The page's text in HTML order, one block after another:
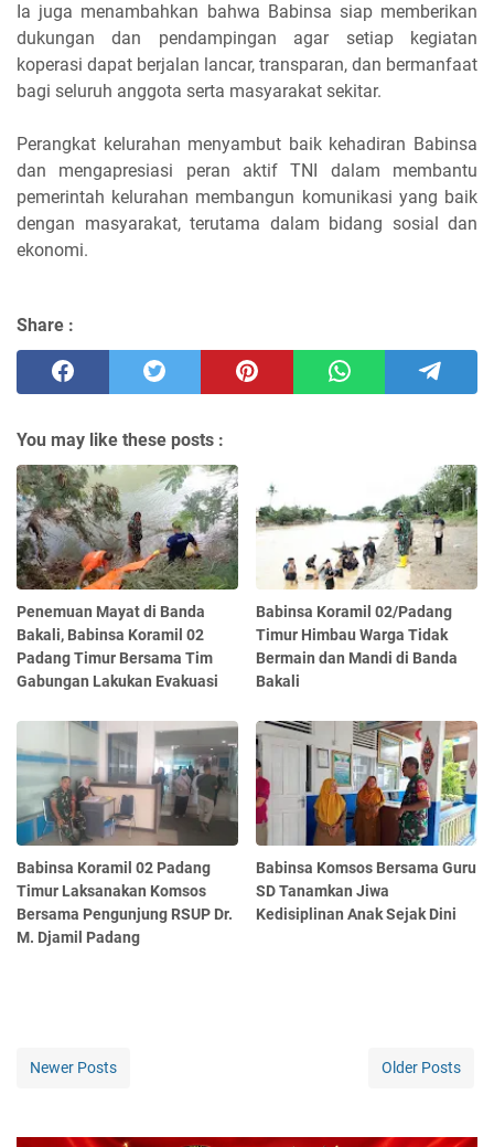
Ia juga menambahkan bahwa Babinsa siap memberikan
dukungan dan pendampingan agar setiap kegiatan
koperasi dapat berjalan lancar, transparan, dan bermanfaat
bagi seluruh anggota serta masyarakat sekitar.
Perangkat kelurahan menyambut baik kehadiran Babinsa
dan mengapresiasi peran aktif TNI dalam membantu
pemerintah kelurahan membangun komunikasi yang baik
dengan masyarakat, terutama dalam bidang sosial dan
ekonomi.
Share :
You may like these posts :
Penemuan Mayat di Banda
Bakali, Babinsa Koramil 02
Padang Timur Bersama Tim
Gabungan Lakukan Evakuasi
Babinsa Koramil 02/Padang
Timur Himbau Warga Tidak
Bermain dan Mandi di Banda
Bakali
Babinsa Koramil 02 Padang
Timur Laksanakan Komsos
Bersama Pengunjung RSUP Dr.
M. Djamil Padang
Babinsa Komsos Bersama Guru
SD Tanamkan Jiwa
Kedisiplinan Anak Sejak Dini
Newer Posts Older Posts